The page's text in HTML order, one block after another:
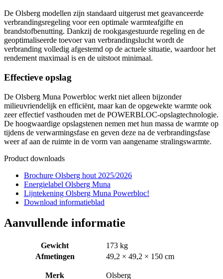
De Olsberg modellen zijn standaard uitgerust met geavanceerde
verbrandingsregeling voor een optimale warmteafgifte en
brandstofbenutting. Dankzij de rookgasgestuurde regeling en de
geoptimaliseerde toevoer van verbrandingslucht wordt de
verbranding volledig afgestemd op de actuele situatie, waardoor het
rendement maximaal is en de uitstoot minimaal.
Effectieve opslag
De Olsberg Muna Powerbloc werkt niet alleen bijzonder
milieuvriendelijk en efficiënt, maar kan de opgewekte warmte ook
zeer effectief vasthouden met de POWERBLOC-opslagtechnologie.
De hoogwaardige opslagstenen nemen met hun massa de warmte op
tijdens de verwarmingsfase en geven deze na de verbrandingsfase
weer af aan de ruimte in de vorm van aangename stralingswarmte.
Product downloads
Brochure Olsberg hout 2025/2026
Energielabel Olsberg Muna
Lijntekening Olsberg Muna Powerbloc!
Download informatieblad
Aanvullende informatie
Gewicht
173 kg
Afmetingen
49,2 × 49,2 × 150 cm
Merk Olsberg